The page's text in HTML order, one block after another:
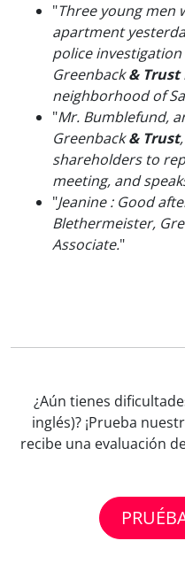
"Three young men
apartment
police
Greenback& Trust
neighborhood of
"Mr. Bumblefund,
Greenback& Trust
shareholders to
meeting, and
"Jeanine : Good
Blethermeister,
Associate."
¿Aún tienes
inglés)? ¡Prueba
recibe una evaluación